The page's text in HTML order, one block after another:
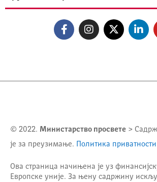
© 2022. Министарство просвете >
је за преузимање. Политика приватности
Ова страница начињена је уз
Европске уније. За њену садржину